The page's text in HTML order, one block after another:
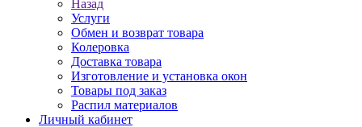
Назад
Услуги
Обмен и возврат товара
Колеровка
Доставка товара
Изготовление и установка окон
Товары под заказ
Распил материалов
Личный кабинет